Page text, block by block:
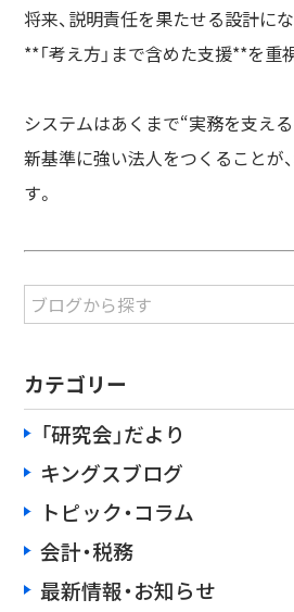
将来、説明責任を果たせる設計に
**「考え方」まで含めた支援**を重
システムはあくまで“実務を支える
新基準に強い法人をつくることが
す。
カテゴリー
「研究会」だより
キングスブログ
トピック・コラム
会計・税務
最新情報・お知らせ